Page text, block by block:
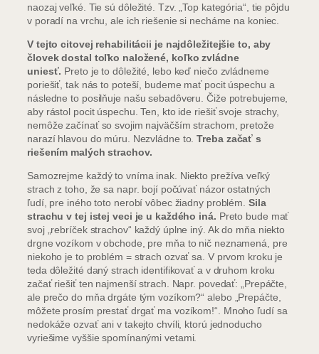
naozaj veľké. Tie sú dôležité. Tzv. „Top kategória“, tie pôjdu
v poradí na vrchu, ale ich riešenie si necháme na koniec.
V tejto citovej rehabilitácii je najdôležitejšie to, aby
človek dostal toľko naložené, koľko zvládne
uniesť. Preto je to dôležité, lebo keď niečo zvládneme
poriešiť, tak nás to poteší, budeme mať pocit úspechu a
následne to posilňuje našu sebadôveru. Čiže potrebujeme,
aby rástol pocit úspechu. Ten, kto ide riešiť svoje strachy,
nemôže začínať so svojim najväčším strachom, pretože
narazí hlavou do múru. Nezvládne to.Treba začať s
riešením malých strachov.
Samozrejme každý to vníma inak. Niekto prežíva veľký
strach z toho, že sa napr. bojí počúvať názor ostatných
ľudí, pre iného toto nerobí vôbec žiadny problém. Sila
strachu v tej istej veci je u každého iná. Preto bude mať
svoj „rebríček strachov“ každý úplne iný. Ak do mňa niekto
drgne vozíkom v obchode, pre mňa to nič neznamená, pre
niekoho je to problém = strach ozvať sa. V prvom kroku je
teda dôležité daný strach identifikovať a v druhom kroku
začať riešiť ten najmenší strach. Napr. povedať: „Prepáčte,
ale prečo do mňa drgáte tým vozíkom?“ alebo „Prepáčte,
môžete prosím prestať drgať ma vozíkom!“. Mnoho ľudí sa
nedokáže ozvať ani v takejto chvíli, ktorú jednoducho
vyriešime vyššie spomínanými vetami.